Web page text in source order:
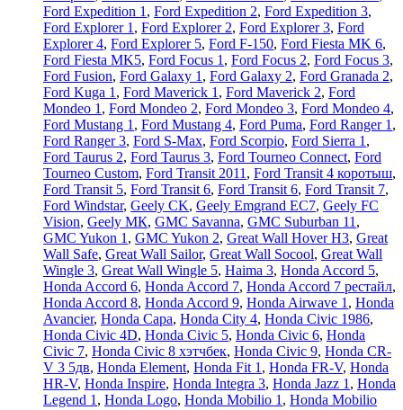
Ford Expedition 1 , Ford Expedition 2, Ford Expedition 3,
Ford Explorer 1 , Ford Explorer 2, Ford Explorer 3, Ford
Explorer 4, Ford Explorer 5, Ford F-150, Ford Fiesta MK 6,
Ford Fiesta MK5, Ford Focus 1 , Ford Focus 2, Ford Focus 3,
Ford Fusion, Ford Galaxy 1 , Ford Galaxy 2, Ford Granada 2,
Ford Kuga 1 , Ford Maverick 1 , Ford Maverick 2, Ford
Mondeo 1 , Ford Mondeo 2, Ford Mondeo 3, Ford Mondeo 4,
Ford Mustang 1 , Ford Mustang 4, Ford Puma, Ford Ranger 1 ,
Ford Ranger 3, Ford S-Max, Ford Scorpio, Ford Sierra 1 ,
Ford Taurus 2, Ford Taurus 3, Ford Tourneo Connect, Ford
Tourneo Custom, Ford Transit 2011 , Ford Transit 4 коротыш,
Ford Transit 5, Ford Transit 6, Ford Transit 6, Ford Transit 7,
Ford Windstar, Geely CK, Geely Emgrand EC7, Geely FC
Vision, Geely МК, GMC Savanna, GMC Suburban 11 ,
GMC Yukon 1 , GMC Yukon 2, Great Wall Hover H3, Great
Wall Safe, Great Wall Sailor, Great Wall Socool, Great Wall
Wingle 3, Great Wall Wingle 5, Haima 3, Honda Accord 5,
Honda Accord 6, Honda Accord 7, Honda Accord 7 рестайл,
Honda Accord 8, Honda Accord 9, Honda Airwave 1 , Honda
Avancier, Honda Capa, Honda City 4, Honda Civic 1986,
Honda Civic 4D, Honda Civic 5, Honda Civic 6, Honda
Civic 7, Honda Civic 8 хэтчбек, Honda Civic 9, Honda CR-
V 3 5дв, Honda Element, Honda Fit 1 , Honda FR-V, Honda
HR-V, Honda Inspire, Honda Integra 3, Honda Jazz 1 , Honda
Legend 1 , Honda Logo, Honda Mobilio 1 , Honda Mobilio